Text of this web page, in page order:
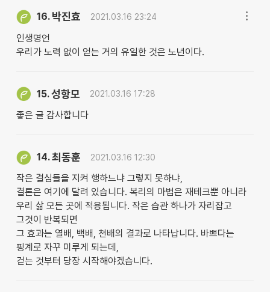
16. 박진효 2021.03.16 23:24
인생명언
우리가 노력 없이 얻는 거의 유일한 것은 노년이다.
15.성항모 2021.03.16 17:28
좋은 글 감사합니다
14.최동훈 2021.03.16 12:30
작은 결심들을 지켜 행하느냐 그렇지 못하냐,
결론은 여기에 달려 있습니다. 복리의 마법은 재테크뿐 아니라
우리 삶 모든 곳에 적용됩니다. 작은 습관 하나가 자리잡고
그것이 반복되면
그 효과는 열배, 백배, 천배의 결과로 나타납니다. 바쁘다는
핑계로 자꾸 미루게 되는데,
걷는 것부터 당장 시작해야겠습니다.